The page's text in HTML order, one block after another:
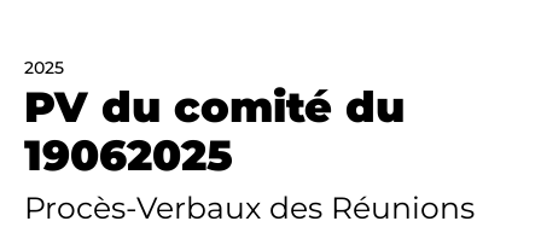
2025
PV du comité du
19062025
Procès-Verbaux des Réunions